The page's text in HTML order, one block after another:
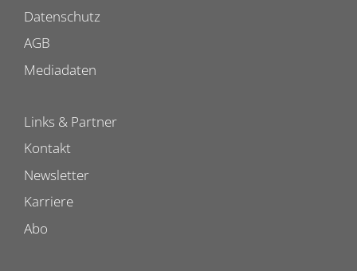
Datenschutz
AGB
Mediadaten
Links & Partner
Kontakt
Newsletter
Karriere
Abo